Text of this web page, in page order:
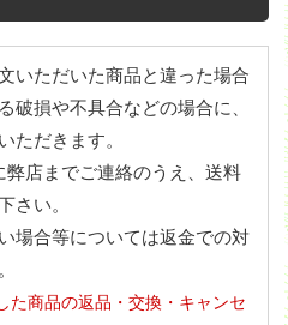
いただいた商品と違った場合
破損や不具合などの場合に、
ただきます。
弊店までご連絡のうえ、送料
さい。
場合等については返金での対
商品の返品・交換・キャンセ